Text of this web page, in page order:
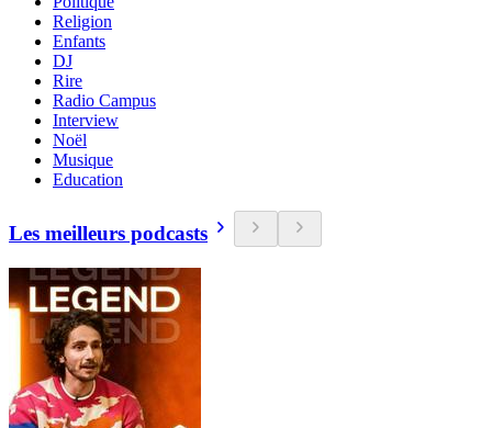
Religion
Enfants
DJ
Rire
Radio Campus
Interview
Noël
Musique
Education
Les meilleurs podcasts